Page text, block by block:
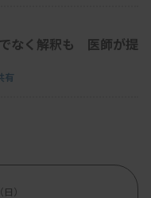
なく解釈も 医師が提
有
日）